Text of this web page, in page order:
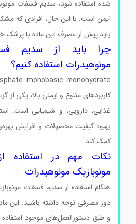
شده استفاده شود، سدیم فسفات
ایمن است. با این حال، افرادی که مشکلات
باید پیش از مصرف این ماده با پزشک
چرا باید از سدیم
مونوهیدرات استفاده کنیم؟
کاربردهای متنوع و ایمنی بالا، یکی از
غذایی، دارویی، و شیمیایی است.
بهبود کیفیت محصولات و افزایش
کمک کند.
نکات مهم در استفاده
مونوبازیک مونوهیدرات
هنگام استفاده از سدیم فسفات
دوز مصرفی توجه داشته باشید. این ماده
و طبق دستورالعمل‌های موجود استفاده